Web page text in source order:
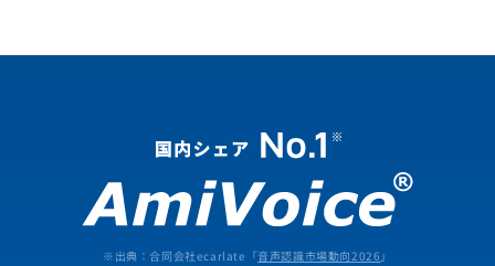
※出典：合同会社ecarlate「音声認識市場動向2026 」